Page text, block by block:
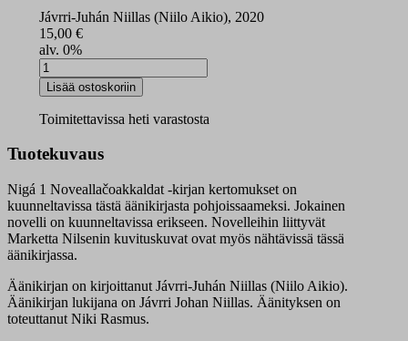
Jávrri-Juhán Niillas (Niilo Aikio), 2020
15,00 €
alv. 0%
Nigá
noveallačoakkáldat
1
digitaalinen
määrä
Lisää ostoskoriin
Toimitettavissa heti varastosta
Tuotekuvaus
Nigá 1 Noveallačoakkaldat -kirjan kertomukset on
kuunneltavissa tästä äänikirjasta pohjoissaameksi. Jokainen
novelli on kuunneltavissa erikseen. Novelleihin liittyvät
Marketta Nilsenin kuvituskuvat ovat myös nähtävissä tässä
äänikirjassa.
Äänikirjan on kirjoittanut Jávrri-Juhán Niillas (Niilo Aikio).
Äänikirjan lukijana on Jávrri Johan Niillas. Äänityksen on
toteuttanut Niki Rasmus.